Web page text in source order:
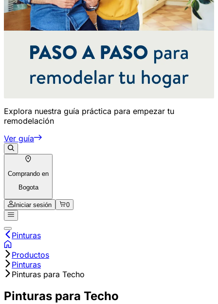
Explora nuestra guía práctica para empezar tu
remodelación
Ver guía
Comprando en
Bogota
Iniciar sesión 0
Pinturas
Productos
Pinturas
Pinturas para Techo
Pinturas para Techo